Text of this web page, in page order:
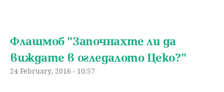
Флашмоб "Започнахте ли да
виждате в огледалото Цеко?"
24 February, 2016 - 10:57